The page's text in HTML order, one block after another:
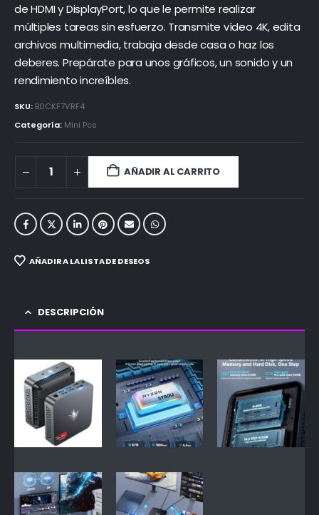
de HDMI y DisplayPort, lo que le permite realizar
múltiples tareas sin esfuerzo. Transmite vídeo 4K, edita
archivos multimedia, trabaja desde casa o haz los
deberes. Prepárate para unos gráficos, un sonido y un
rendimiento increíbles.
SKU: B0CKF7VRF4
Categoría: Mini Pcs
AÑADIR AL CARRITO
AÑADIR A LA LISTA DE DESEOS
DESCRIPCIÓN